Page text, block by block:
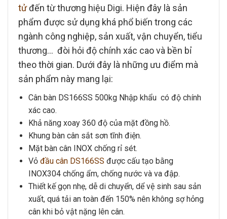
tửđến từ thương hiệu Digi. Hiện đây là sản
phẩm được sử dụng khá phổ biến trong các
ngành công nghiệp, sản xuất, vận chuyển, tiểu
thương… đòi hỏi độ chính xác cao và bền bỉ
theo thời gian. Dưới đây là những ưu điểm mà
sản phẩm này mang lại:
Cân bàn DS166SS 500kg Nhập khẩu có độ chính
xác cao.
Khả năng xoay 360 độ của mặt đồng hồ.
Khung bàn cân sắt sơn tĩnh điện.
Mặt bàn cân INOX chống rỉ sét.
Vỏ đầu cân DS166SS được cấu tạo bằng
INOX304 chống ẩm, chống nước và va đập.
Thiết kế gọn nhẹ, dễ di chuyển, dể vệ sinh sau sản
xuất, quá tải an toàn đến 150% nên không sợ hỏng
cân khi bỏ vật nặng lên cân.